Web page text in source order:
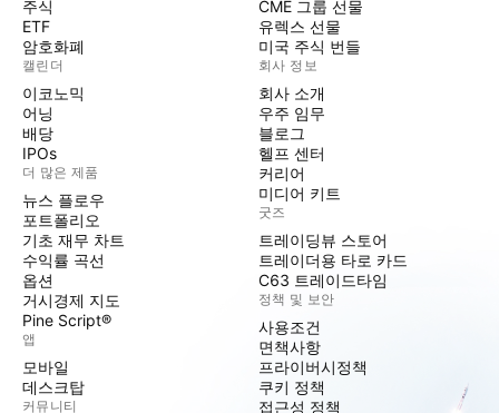
주식
ETF
암호화폐
캘린더
이코노믹
어닝
배당
IPOs
더 많은 제품
뉴스 플로우
포트폴리오
기초 재무 차트
수익률 곡선
옵션
거시경제 지도
Pine Script®
앱
모바일
데스크탑
커뮤니티
CME 그룹 선물
유렉스 선물
미국 주식 번들
회사 정보
회사 소개
우주 임무
블로그
헬프 센터
커리어
미디어 키트
굿즈
트레이딩뷰 스토어
트레이더용 타로 카드
C63 트레이드타임
정책 및 보안
사용조건
면책사항
프라이버시정책
쿠키 정책
접근성 정책